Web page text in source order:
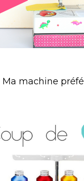
Ma machine